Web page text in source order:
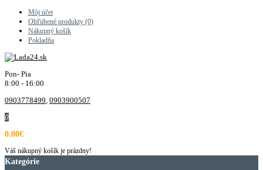
Môj účet
Obľúbené produkty (0)
Nákupný košík
Pokladňa
Pon- Pia
8:00 - 16:00
0903778499, 0903900507
0
0.00€
Váš nákupný košík je prázdny!
Kategórie